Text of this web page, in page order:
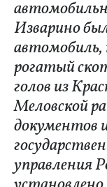
Изварино
автомобиль,
рогатый
голов из
Меловской
документов
управления